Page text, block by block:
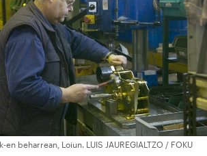
en beharrean, Loiun. LUIS JAUREGIALTZO / FOKU